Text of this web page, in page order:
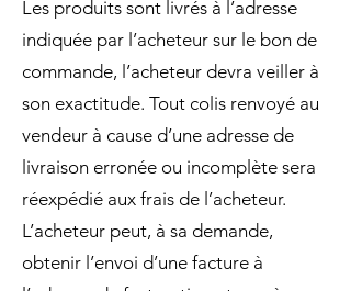
Les produits sont livrés à l’adresse
indiquée par l’acheteur sur le bon de
commande, l’acheteur devra veiller à
son exactitude. Tout colis renvoyé au
vendeur à cause d’une adresse de
livraison erronée ou incomplète sera
réexpédié aux frais de l’acheteur.
L’acheteur peut, à sa demande,
obtenir l’envoi d’une facture à